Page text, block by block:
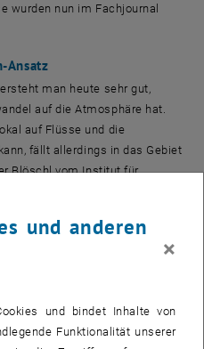
wurden nun im Fachjournal
Ansatz
man heute sehr gut,
auf die Atmosphäre hat.
auf Flüsse und die
fällt allerdings in das Gebiet
Blöschl vom Institut für
wie die Wasserverfügbarkeit
Messstellen weltweit
nicht ziehen: „Wie der
und anderen
×
und bindet Inhalte von
Funktionalität unserer